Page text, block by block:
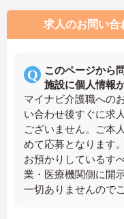
求人のお問い合
このページから
施設に個人情報
マイナビ介護職への
い合わせ後すぐに求
ございません。ご本
めて応募となります。
お預かりしているす
業・医療機関側に開
一切ありませんので